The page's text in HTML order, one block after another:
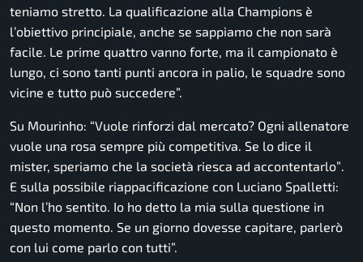
teniamo stretto. La qualificazione alla Champions è
l’obiettivo principiale, anche se sappiamo che non sarà
facile. Le prime quattro vanno forte, ma il campionato è
lungo, ci sono tanti punti ancora in palio, le squadre sono
vicine e tutto può succedere”.
Su Mourinho: “Vuole rinforzi dal mercato? Ogni allenatore
vuole una rosa sempre più competitiva. Se lo dice il
mister, speriamo che la società riesca ad accontentarlo”
E sulla possibile riappacificazione con Luciano Spalletti:
“Non l’ho sentito. Io ho detto la mia sulla questione in
questo momento. Se un giorno dovesse capitare, parlerò
con lui come parlo con tutti”.